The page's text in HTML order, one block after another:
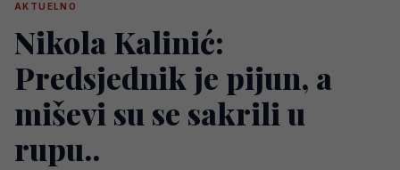
AKTUELNO
Nikola Kalinić:
Predsjednik je pijun, a
miševi su se sakrili u
rupu..